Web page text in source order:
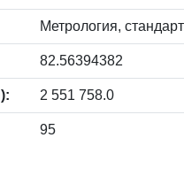
Метрология,
82.56394382
2 551 758.0
95